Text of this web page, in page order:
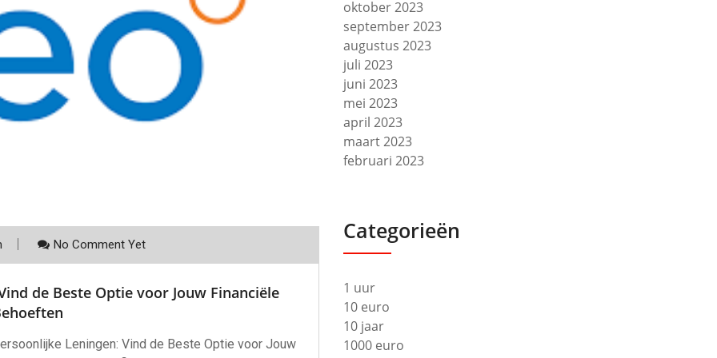
No Comment Yet
de Beste Optie voor Jouw Financiële
Leningen: Vind de Beste Optie voor Jouw
oktober 2023
september 2023
augustus 2023
juli 2023
juni 2023
mei 2023
april 2023
maart 2023
februari 2023
Categorieën
1 uur
10 euro
10 jaar
1000 euro